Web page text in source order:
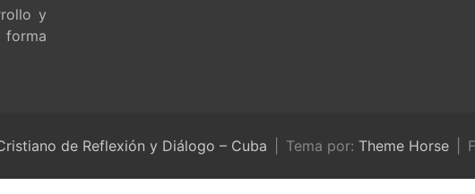
y
de Reflexión y Diálogo – Cuba Tema por: Theme Horse